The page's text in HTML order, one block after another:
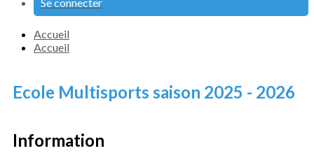
Accueil
Accueil
Ecole Multisports saison 2025 - 2026
Information